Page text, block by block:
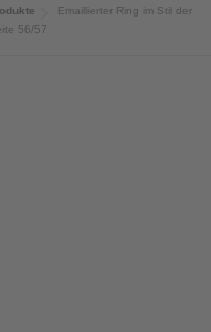
INFOS
Emaillierter Ring im Stil der
56/57